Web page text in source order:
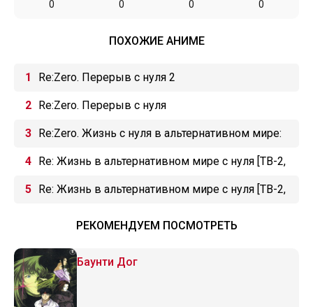
0 0 0 0
ПОХОЖИЕ АНИМЕ
Re:Zero. Перерыв с нуля 2
Re:Zero. Перерыв с нуля
Re:Zero. Жизнь с нуля в альтернативном мире:
Замороженные узы
Re: Жизнь в альтернативном мире с нуля [ТВ-2,
2 часть]
Re: Жизнь в альтернативном мире с нуля [ТВ-2,
РЕКОМЕНДУЕМ ПОСМОТРЕТЬ
Баунти Дог